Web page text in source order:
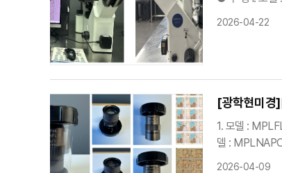
2026-04-22
[광학현미경
1. 모델 :
델 :
2026-04-09